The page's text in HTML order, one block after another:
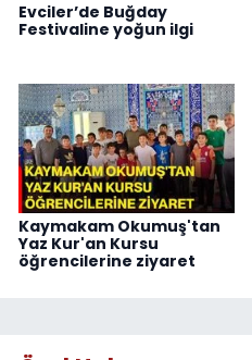
Evciler’de Buğday
Festivaline yoğun ilgi
Kaymakam Okumuş'tan
Yaz Kur'an Kursu
öğrencilerine ziyaret